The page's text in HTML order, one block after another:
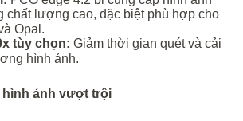
chất lượng cao, đặc biệt phù hợp cho
Opal.
tùy chọn: Giảm thời gian quét và cải
hình ảnh.
hình ảnh vượt trội